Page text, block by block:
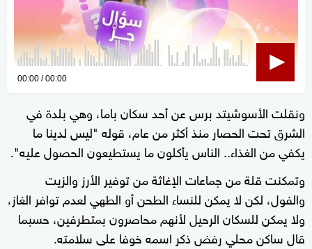
0
seconds
00:00 00:00
ونقلت الأسوشيتد برس عن أحد سكان باما، وهي بلدة في
الشرق تحت الحصار منذ أكثر من عام، قوله "ليس لدينا ما
يكفي من الغذاء.. الناس يأكلون ما يستطيعون الحصول عليه".
وتمكنت قلة من جماعات الإغاثة من توفير الأرز والزيت
والفول، لكن لا يمكن للنساء الطحن أو الطهي لعدم توافر الغاز،
ولا يمكن للسكان الرحيل لأنهم محاصرون بمتطرفين، حسبما
قال ساكن محلي رفض ذكر اسمه خوفا على سلامته.